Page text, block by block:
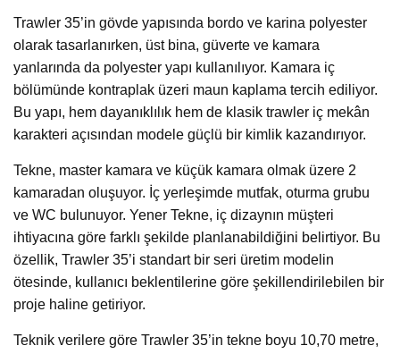
Trawler 35’in gövde yapısında bordo ve karina polyester
olarak tasarlanırken, üst bina, güverte ve kamara
yanlarında da polyester yapı kullanılıyor. Kamara iç
bölümünde kontraplak üzeri maun kaplama tercih ediliyor.
Bu yapı, hem dayanıklılık hem de klasik trawler iç mekân
karakteri açısından modele güçlü bir kimlik kazandırıyor.
Tekne, master kamara ve küçük kamara olmak üzere 2
kamaradan oluşuyor. İç yerleşimde mutfak, oturma grubu
ve WC bulunuyor. Yener Tekne, iç dizaynın müşteri
ihtiyacına göre farklı şekilde planlanabildiğini belirtiyor. Bu
özellik, Trawler 35’i standart bir seri üretim modelin
ötesinde, kullanıcı beklentilerine göre şekillendirilebilen bir
proje haline getiriyor.
Teknik verilere göre Trawler 35’in tekne boyu 10,70 metre,